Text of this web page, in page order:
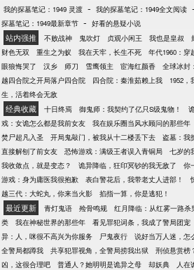
犯！ 随着接连破获众人眼
全国惊呼苏铭为真正的王
上，警衔短时间内五连跳
当个刑警轻松破案，功成名
我的探墓笔记：1949 灵渡 - 我的探墓笔记：1949全文阅读 -
探墓笔记：1949最新章节 - 好看的悬疑小说
站内强推 不败战神 鬼吹灯 贞观小闲王 我也是皇叔
财色无双
重生之为蚁 我在天牢，长生不死 年代1960：穿
眼狼悔哭了
汉乡 师刀 雪鹰领主 宦海红颜香 全球冰封
越四合院之开局落户四合院
四合院：秦淮茹赖上我 1952
生，活着终会无敌
经典收藏 十日终焉 御鬼师：我契约了亿只S级鬼物！
戏：女诡怎么都是我前女友
我在娱乐圈当风水顾问的那些年
焚尸超凡入圣
开局鬼敲门，被我从十二楼丢下去 盗墓：我
直接解刨了前女友
恐怖游戏：满级王者误入青铜局 七岁的
我收敛点，就是变态？
诡异降临，狂印冥钞的我无敌了 你
游戏：身为庸医我很抱歉
表白警花后，我带老丈人进部！
越三代：大蛇丸，你来当火影
掐指一算，你是逃犯！
最近更新 青灯鬼语 殓骨鸣规 红月降临：从红雾一路杀
类
我在神秘世界的那些年 看见罪犯词条，我成了警局团宠
异：人，咪很不高兴为你服务
尸鬼夜行 说好当万人迷，怎
全警局都蹲我
共享犯罪视角，全警局捞我出狱 刑侦悬赏榜
凶，这很合理吧
普通人？她明明是诡异之母 却妖典 人在